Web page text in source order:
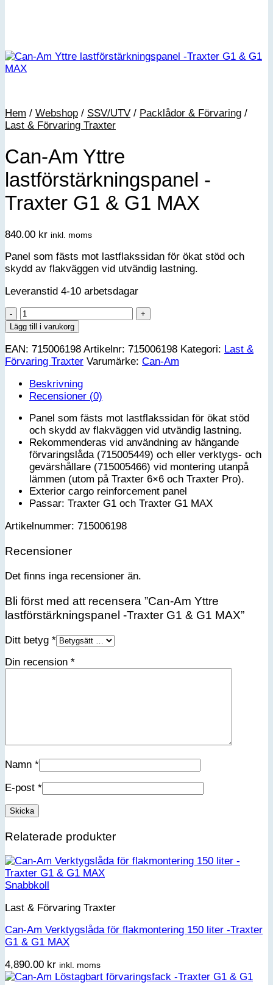
Hem / Webshop / SSV/UTV / Packlådor & Förvaring /
Last & Förvaring Traxter
Can-Am Yttre
lastförstärkningspanel -
Traxter G1 & G1 MAX
840.00 kr inkl. moms
Panel som fästs mot lastflakssidan för ökat stöd och
skydd av flakväggen vid utvändig lastning.
Leveranstid 4-10 arbetsdagar
Can-
Am
lastförstärkningspanel
-
G1
&
MAX
mängd
Lägg till i varukorg
EAN: 715006198 Artikelnr: 715006198 Kategori: Last &
Förvaring Traxter Varumärke: Can-Am
Beskrivning
Recensioner (0)
Panel som fästs mot lastflakssidan för ökat stöd
och skydd av flakväggen vid utvändig lastning.
Rekommenderas vid användning av hängande
förvaringslåda (715005449) och eller verktygs- och
gevärshållare (715005466) vid montering utanpå
lämmen (utom på Traxter 6×6 och Traxter Pro).
Exterior cargo reinforcement panel
Passar: Traxter G1 och Traxter G1 MAX
Artikelnummer: 715006198
Recensioner
Det finns inga recensioner än.
Bli först med att recensera ”Can-Am Yttre
lastförstärkningspanel -Traxter G1 & G1 MAX”
Ditt betyg *
Din recension *
Namn *
E-post *
Relaterade produkter
Snabbkoll
Last & Förvaring Traxter
Can-Am Verktygslåda för flakmontering 150 liter -Traxter
G1 & G1 MAX
4,890.00 kr inkl. moms